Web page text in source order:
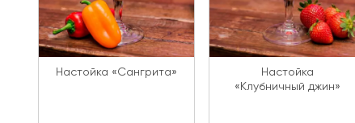
Настойка «Сангрита»
Настойка
«Клубничный джин»